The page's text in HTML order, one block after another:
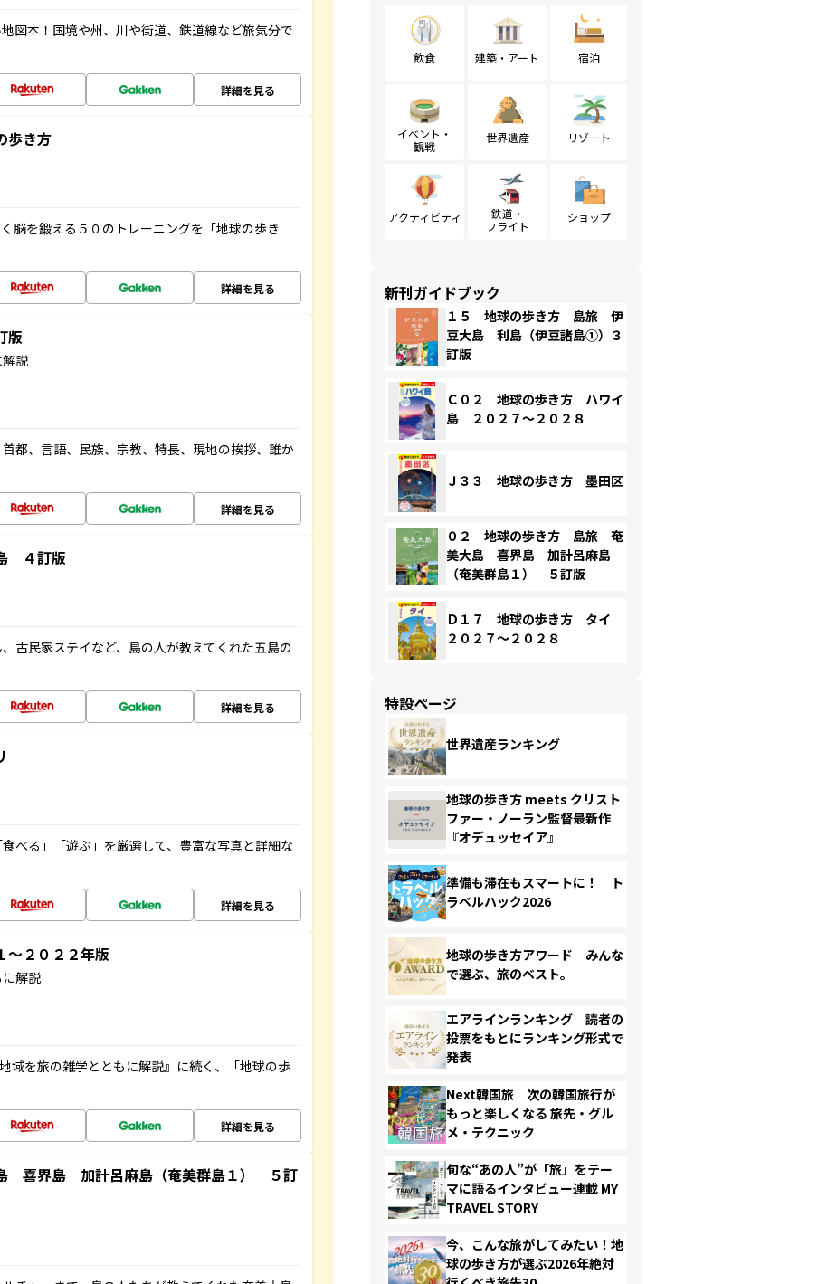
図本！国境や州、川や街道、鉄道線など旅気分で
詳細を見る
歩き方
脳を鍛える５０のトレーニングを「地球の歩き
詳細を見る
版
説
都、言語、民族、宗教、特長、現地の挨拶、誰か
詳細を見る
４訂版
古民家ステイなど、島の人が教えてくれた五島の
詳細を見る
べる」「遊ぶ」を厳選して、豊富な写真と詳細な
詳細を見る
２０２２年版
解説
域を旅の雑学とともに解説』に続く、「地球の歩
詳細を見る
喜界島 加計呂麻島（奄美群島１） ５訂
飲食 建築・アート 宿泊
イベント・
観戦
世界遺産 リゾート
アクティビティ
鉄道・
フライト
ショップ
新刊ガイドブック
１５ 地球の歩き方 島旅 伊
豆大島 利島（伊豆諸島①）３
訂版
Ｃ０２ 地球の歩き方 ハワイ
島 ２０２７～２０２８
Ｊ３３ 地球の歩き方 墨田区
０２ 地球の歩き方 島旅 奄
美大島 喜界島 加計呂麻島
（奄美群島１） ５訂版
Ｄ１７ 地球の歩き方 タイ
２０２７～２０２８
特設ページ
世界遺産ランキング
地球の歩き方 meets クリスト
ファー・ノーラン監督最新作
『オデュッセイア』
準備も滞在もスマートに！ ト
ラベルハック2026
地球の歩き方アワード みんな
で選ぶ、旅のベスト。
エアラインランキング 読者の
投票をもとにランキング形式で
発表
Next韓国旅 次の韓国旅行が
もっと楽しくなる 旅先・グル
メ・テクニック
旬な“あの人”が「旅」をテー
マに語るインタビュー連載 MY
TRAVEL STORY
今、こんな旅がしてみたい！地
球の歩き方が選ぶ2026年絶対